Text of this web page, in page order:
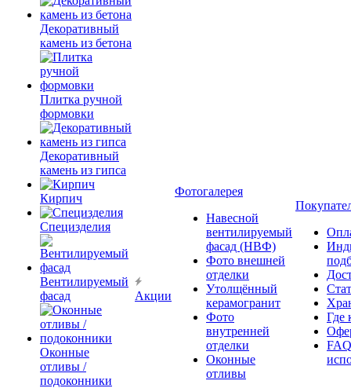
Декоративный
камень из бетона
Плитка ручной
формовки
Декоративный
камень из гипса
Кирпич
Специзделия
Вентилируемый
фасад
Оконные
отливы /
подоконники
Акции
Фотогалерея
Навесной
вентилируемый
фасад (НВФ)
Фото внешней
отделки
Утолщённый
керамогранит
Фото
внутренней
отделки
Оконные
отливы
Где